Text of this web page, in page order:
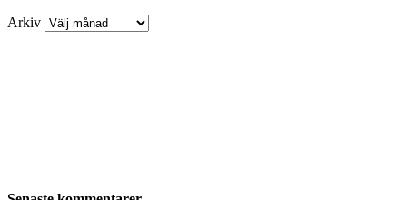
Arkiv